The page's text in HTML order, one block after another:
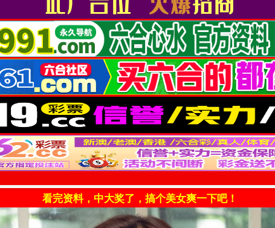
看完资料，中大奖了，搞个美女爽一下吧！